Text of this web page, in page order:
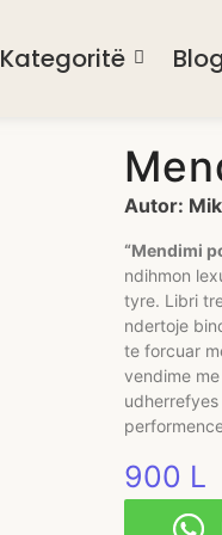
Kategoritë
Autor:
“Mendimi
ndihmon
tyre. Libri
ndertoje
te forcuar
vendime
900 L